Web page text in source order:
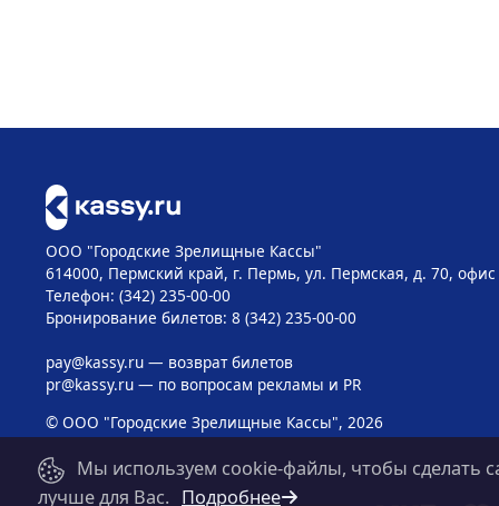
ООО "Городские Зрелищные Кассы"
614000, Пермский край, г. Пермь, ул. Пермская, д. 70, офис
Телефон: (342) 235-00-00
Бронирование билетов: 8 (342) 235-00-00
pay@kassy.ru— возврат билетов
pr@kassy.ru— по вопросам рекламы и PR
© ООО "Городские Зрелищные Кассы", 2026
Мы используем cookie-файлы, чтобы сделать
лучше для Вас. Подробнее